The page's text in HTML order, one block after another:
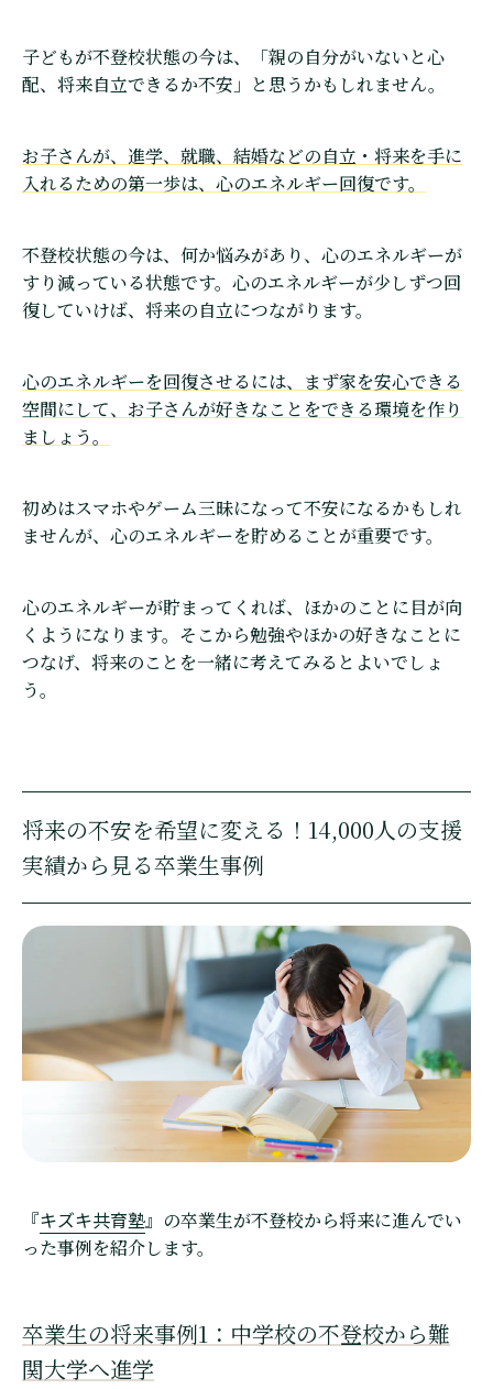
子どもが不登校状態の今は、「親の自分がいないと心
配、将来自立できるか不安」と思うかもしれません。
お子さんが、進学、就職、結婚などの自立・将来を手に
入れるための第一歩は、心のエネルギー回復です。
不登校状態の今は、何か悩みがあり、心のエネルギーが
すり減っている状態です。心のエネルギーが少しずつ回
復していけば、将来の自立につながります。
心のエネルギーを回復させるには、まず家を安心できる
空間にして、お子さんが好きなことをできる環境を作り
ましょう。
初めはスマホやゲーム三昧になって不安になるかもしれ
ませんが、心のエネルギーを貯めることが重要です。
心のエネルギーが貯まってくれば、ほかのことに目が向
くようになります。そこから勉強やほかの好きなことに
つなげ、将来のことを一緒に考えてみるとよいでしょ
う。
将来の不安を希望に変える！14,000人の支援
実績から見る卒業生事例
『キズキ共育塾』の卒業生が不登校から将来に進んでい
った事例を紹介します。
卒業生の将来事例1：中学校の不登校から難
関大学へ進学